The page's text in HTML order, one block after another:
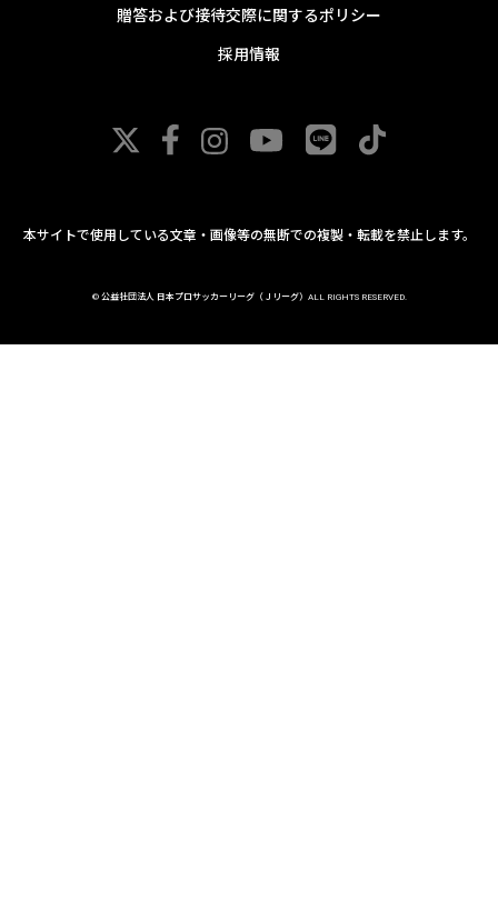
贈答および接待交際に関するポリシー
採用情報
本サイトで使用している文章・画像等の無断での複製・転載を禁止します。
© 公益社団法人 日本プロサッカーリーグ（Ｊリーグ）ALL RIGHTS RESERVED.